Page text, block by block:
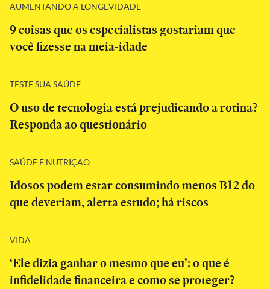
AUMENTANDO A LONGEVIDADE
9 coisas que os especialistas gostariam que
você fizesse na meia-idade
TESTE SUA SAÚDE
O uso de tecnologia está prejudicando a rotina?
Responda ao questionário
SAÚDE E NUTRIÇÃO
Idosos podem estar consumindo menos B12 do
que deveriam, alerta estudo; há riscos
VIDA
‘Ele dizia ganhar o mesmo que eu’: o que é
infidelidade financeira e como se proteger?